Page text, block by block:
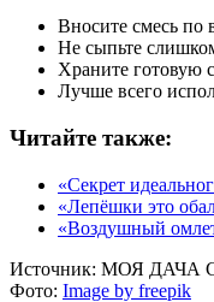
Вносите смесь по
Не сыпьте
Храните готовую
Лучше всего
Читайте также:
«Секрет
«Лепёшки это
«Воздушный
Источник: МОЯ ДАЧА
Фото: Image by freepik